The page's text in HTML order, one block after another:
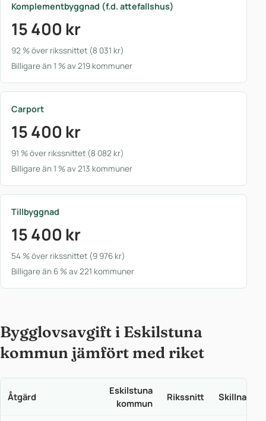
Komplementbyggnad (f.d. attefallshus)
15 400 kr
92 % över rikssnittet (8 031 kr)
Billigare än 1 % av 219 kommuner
Carport
15 400 kr
91 % över rikssnittet (8 082 kr)
Billigare än 1 % av 213 kommuner
Tillbyggnad
15 400 kr
54 % över rikssnittet (9 976 kr)
Billigare än 6 % av 221 kommuner
Bygglovsavgift i Eskilstuna
kommun jämfört med riket
Åtgärd
Eskilstuna
kommun
Rikssnitt Skillnad